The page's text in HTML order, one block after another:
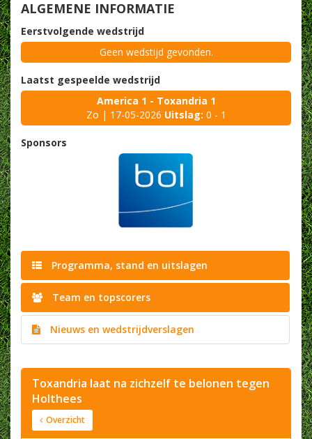
ALGEMENE INFORMATIE
Eerstvolgende wedstrijd
Geen wedstijd gevonden.
Laatst gespeelde wedstrijd
America 1 - Toxandria 1
Zo | 17-05-2026 Uitslag: 0 - 1
Sponsors
Programma, stand en uitslagen
Team en topscorers
Nieuws en wedstrijdverslagen
​Toxandria laat na zichzelf te belonen tegen
Holthees
Overzicht